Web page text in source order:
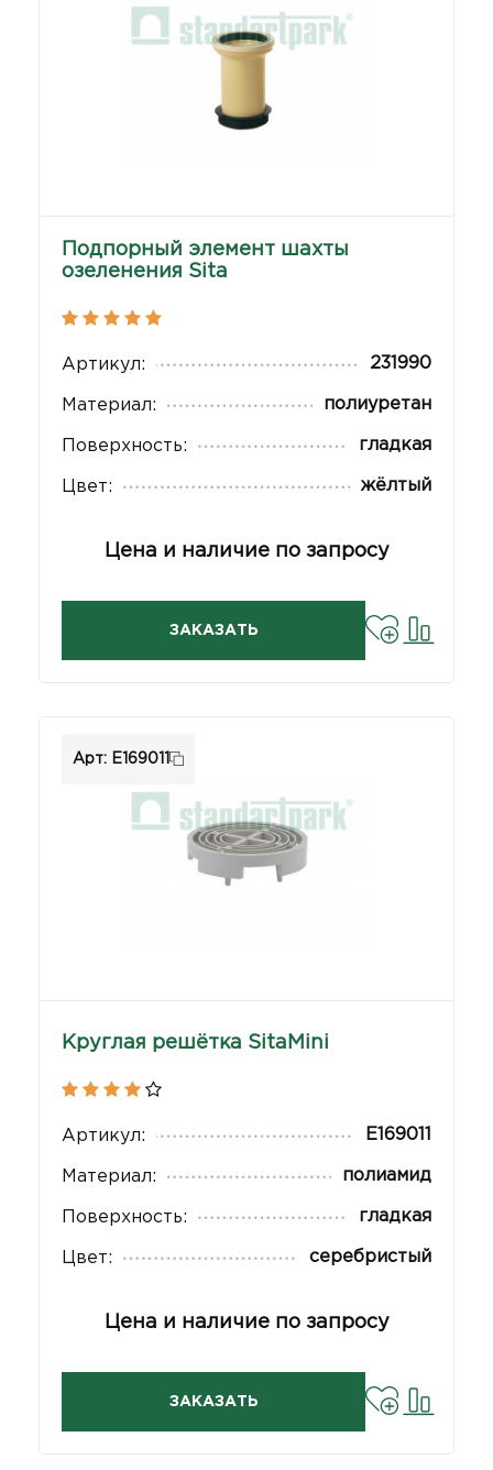
Подпорный элемент шахты
озеленения Sita
Артикул: 231990
Материал: полиуретан
Поверхность: гладкая
Цвет: жёлтый
Цена и наличие по запросу
ЗАКАЗАТЬ
Арт: E169011
Круглая решётка SitaMini
Артикул: E169011
Материал: полиамид
Поверхность: гладкая
Цвет: серебристый
Цена и наличие по запросу
ЗАКАЗАТЬ